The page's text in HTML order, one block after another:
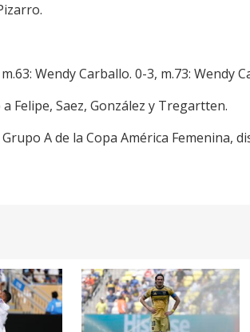
Wendy Carballo. 0-3, m.73: Wendy
Felipe, Saez, González y Tregartten.
A de la Copa América Femenina,